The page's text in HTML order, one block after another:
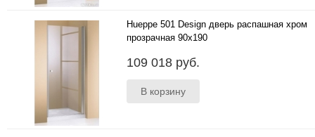
Hueppe 501 Design дверь распашная хром
прозрачная 90x190
109 018 руб.